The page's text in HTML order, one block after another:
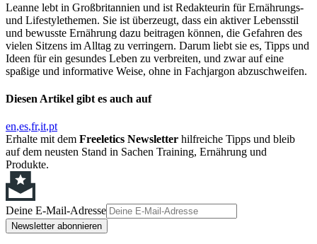
Leanne lebt in Großbritannien und ist Redakteurin für Ernährungs-
und Lifestylethemen. Sie ist überzeugt, dass ein aktiver Lebensstil
und bewusste Ernährung dazu beitragen können, die Gefahren des
vielen Sitzens im Alltag zu verringern. Darum liebt sie es, Tipps und
Ideen für ein gesundes Leben zu verbreiten, und zwar auf eine
spaßige und informative Weise, ohne in Fachjargon abzuschweifen.
Diesen Artikel gibt es auch auf
en es fr it pt
Erhalte mit dem Freeletics Newsletter hilfreiche Tipps und bleib
auf dem neusten Stand in Sachen Training, Ernährung und
Produkte.
Deine E-Mail-Adresse
Newsletter abonnieren